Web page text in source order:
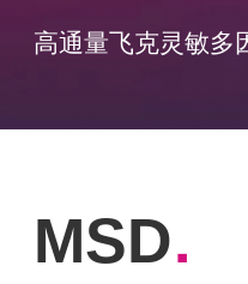
高通量飞克灵敏多
MSD.